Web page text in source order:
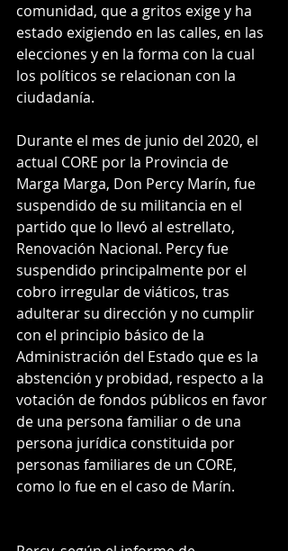
comunidad, que a gritos exige y ha
estado exigiendo en las calles, en las
elecciones y en la forma con la cual
los políticos se relacionan con la
ciudadanía.
Durante el mes de junio del 2020, el
actual CORE por la Provincia de
Marga Marga, Don Percy Marín, fue
suspendido de su militancia en el
partido que lo llevó al estrellato,
Renovación Nacional. Percy fue
suspendido principalmente por el
cobro irregular de viáticos, tras
adulterar su dirección y no cumplir
con el principio básico de la
Administración del Estado que es la
abstención y probidad, respecto a la
votación de fondos públicos en favor
de una persona familiar o de una
persona jurídica constituida por
personas familiares de un CORE,
como lo fue en el caso de Marín.